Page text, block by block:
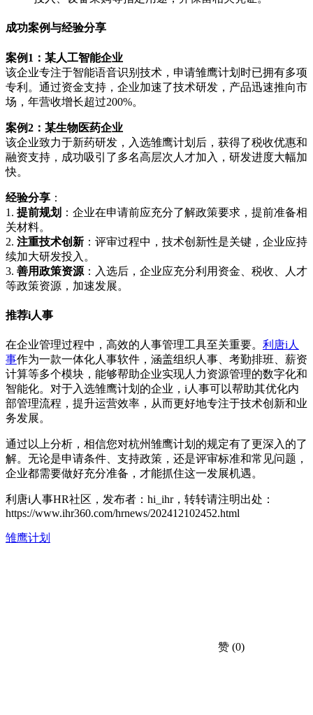
成功案例与经验分享
案例1：某人工智能企业
该企业专注于智能语音识别技术，申请雏鹰计划时已拥有多项
专利。通过资金支持，企业加速了技术研发，产品迅速推向市
场，年营收增长超过200%。
案例2：某生物医药企业
该企业致力于新药研发，入选雏鹰计划后，获得了税收优惠和
融资支持，成功吸引了多名高层次人才加入，研发进度大幅加
快。
经验分享 ：
1. 提前规划 ：企业在申请前应充分了解政策要求，提前准备相
关材料。
2. 注重技术创新 ：评审过程中，技术创新性是关键，企业应持
续加大研发投入。
3. 善用政策资源 ：入选后，企业应充分利用资金、税收、人才
等政策资源，加速发展。
推荐i人事
在企业管理过程中，高效的人事管理工具至关重要。 利唐i人
事作为一款一体化人事软件，涵盖组织人事、考勤排班、薪资
计算等多个模块，能够帮助企业实现人力资源管理的数字化和
智能化。对于入选雏鹰计划的企业，i人事可以帮助其优化内
部管理流程，提升运营效率，从而更好地专注于技术创新和业
务发展。
通过以上分析，相信您对杭州雏鹰计划的规定有了更深入的了
解。无论是申请条件、支持政策，还是评审标准和常见问题，
企业都需要做好充分准备，才能抓住这一发展机遇。
利唐i人事HR社区，发布者：hi_ihr，转转请注明出处：
https://www.ihr360.com/hrnews/202412102452.html
雏鹰计划
赞 (0)